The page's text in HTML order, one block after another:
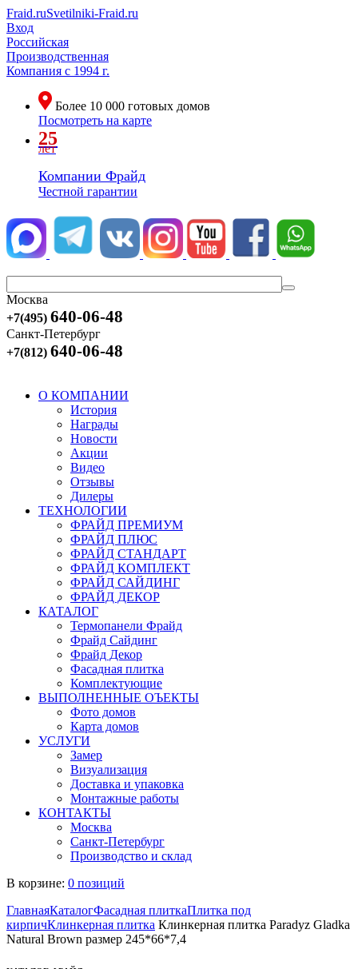
Fraid.ruSvetilniki-Fraid.ru
Вход
Российская
Производственная
Компания с 1994 г.
Более 10 000 готовых домов
Посмотреть на карте
25
лет
Компании Фрайд
Честной гарантии
Москва
+7(495) 640-06-48
Санкт-Петербург
+7(812) 640-06-48
О КОМПАНИИ
История
Награды
Новости
Акции
Видео
Отзывы
Дилеры
ТЕХНОЛОГИИ
ФРАЙД ПРЕМИУМ
ФРАЙД ПЛЮС
ФРАЙД СТАНДАРТ
ФРАЙД КОМПЛЕКТ
ФРАЙД САЙДИНГ
ФРАЙД ДЕКОР
КАТАЛОГ
Термопанели Фрайд
Фрайд Сайдинг
Фрайд Декор
Фасадная плитка
Комплектующие
ВЫПОЛНЕННЫЕ ОЪЕКТЫ
Фото домов
Карта домов
УСЛУГИ
Замер
Визуализация
Доставка и упаковка
Монтажные работы
КОНТАКТЫ
Москва
Санкт-Петербург
Производство и склад
В корзине: 0 позиций
ГлавнаяКаталогФасадная плиткаПлитка под
кирпичКлинкерная плитка Клинкерная плитка Paradyz Gladka
Natural Brown размер 245*66*7,4